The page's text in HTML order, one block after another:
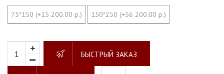
75*150 (+15 200.00 р.) 150*250 (+56 200.00 р.)
БЫСТРЫЙ ЗАКАЗ